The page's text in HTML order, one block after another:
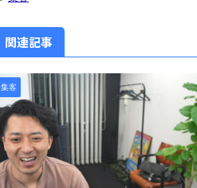
関連記事
集客